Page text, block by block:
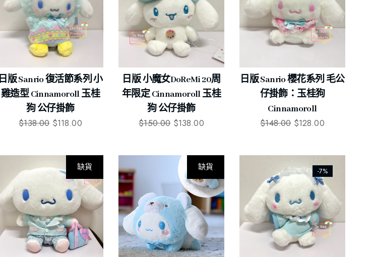
日版 Sanrio 復活節系列 小
雞造型 Cinnamoroll 玉桂
狗 公仔掛飾
$138.00 $118.00
日版 小魔女DoReMi 20周
年限定 Cinnamoroll 玉桂
狗 公仔掛飾
$150.00 $138.00
日版 Sanrio 櫻花系列 毛公
仔掛飾：玉桂狗
Cinnamoroll
$148.00 $128.00
缺貨 缺貨 -7%